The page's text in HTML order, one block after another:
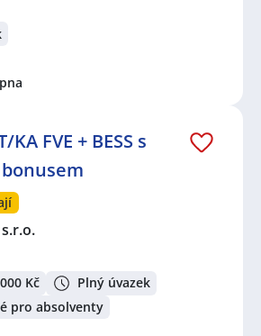
KA FVE + BESS s
Kč
Plný úvazek
pro absolventy